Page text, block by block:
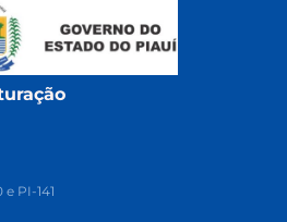
PI-141